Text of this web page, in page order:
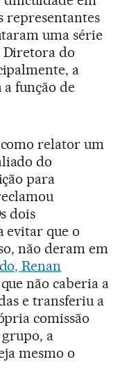
representantes
uma série
Diretora do
a
função de
relator um
do
para
dois
evitar que o
não deram em
Renan
não caberia a
e transferiu a
comissão
grupo, a
mesmo o